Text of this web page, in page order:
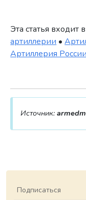
Эта статья входит
артиллерии•
Артиллерия
Источник:
Подписаться